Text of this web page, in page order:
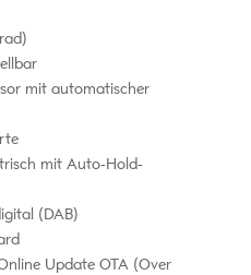
mit automatischer
mit Auto-Hold-
(DAB)
Update OTA (Over